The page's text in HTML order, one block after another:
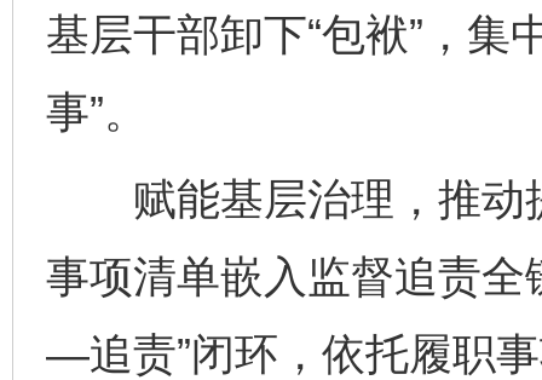
基层干部卸下“包袱”，集
事”。
赋能基层治理，推动
事项清单嵌入监督追责
—追责”闭环，依托履职